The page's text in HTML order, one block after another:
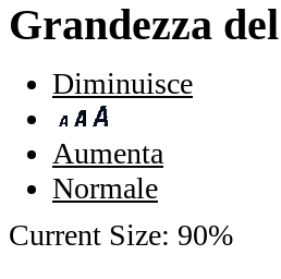
Grandezza
Diminuisce
Aumenta
Normale
Current Size: 90%